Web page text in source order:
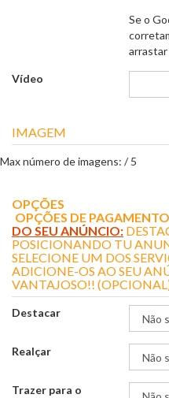
Se o
arrastar
Vídeo
IMAGEM
Max número de imagens: /5
OPÇÕES
OPÇÕES DE
DO SEU ANÚNCIO:
POSICIONANDO TU
SELECIONE UM DOS
ADICIONE-OS AO SEU
VANTAJOSO!!
Destacar
Realçar
Trazer para o